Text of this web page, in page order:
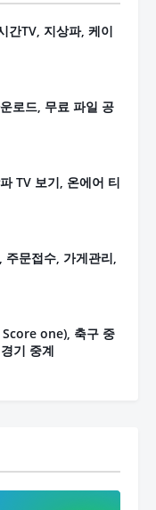
간TV, 지상파, 케이
로드, 무료 파일 공
TV 보기, 온에어 티
주문접수, 가게관리,
one), 축구 중
기 중계